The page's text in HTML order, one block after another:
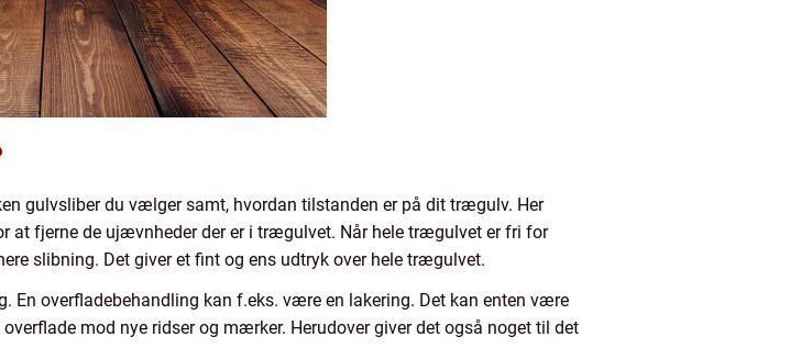
gulvsliber du vælger samt, hvordan tilstanden er på dit trægulv. Her
fjerne de ujævnheder der er i trægulvet. Når hele trægulvet er fri for
slibning. Det giver et fint og ens udtryk over hele trægulvet.
overfladebehandling kan f.eks. være en lakering. Det kan enten være
mod nye ridser og mærker. Herudover giver det også noget til det